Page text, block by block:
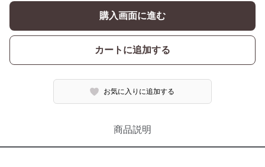
購入画面に進む
カートに追加する
お気に入りに追加する
商品説明